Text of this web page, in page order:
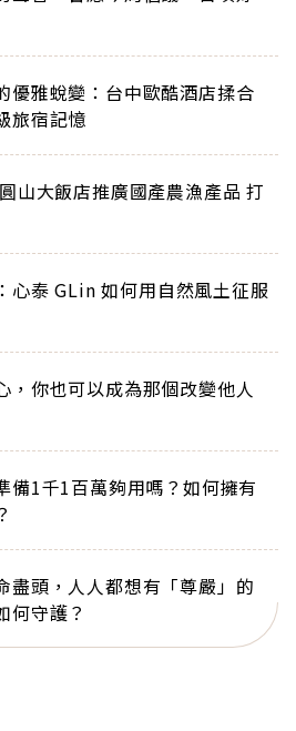
優雅蛻變：台中歐酷酒店揉合
旅宿記憶
山大飯店推廣國產農漁產品 打
心泰 GLin 如何用自然風土征服
，你也可以成為那個改變他人
備1千1百萬夠用嗎？如何擁有
盡頭，人人都想有「尊嚴」的
何守護？